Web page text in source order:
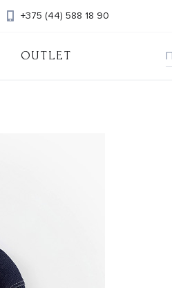
OUTLET
+375 (44) 588 18 90